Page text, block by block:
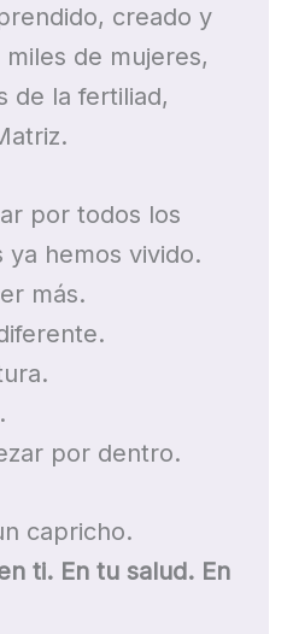
creado y
de mujeres,
de la fertiliad,
por todos los
hemos vivido.
más.
por dentro.
capricho.
ti. En tu salud. En